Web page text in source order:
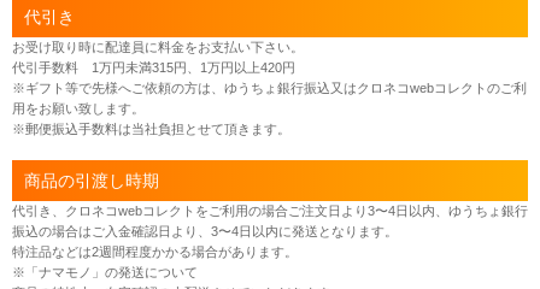
代引き
お受け取り時に配達員に料金をお支払い下さい。
代引手数料 1万円未満315円、1万円以上420円
※ギフト等で先様へご依頼の方は、ゆうちょ銀行振込又はクロネコwebコレクトのご利
用をお願い致します。
※郵便振込手数料は当社負担とせて頂きます。
商品の引渡し時期
代引き、クロネコwebコレクトをご利用の場合ご注文日より3〜4日以内、ゆうちょ銀行
振込の場合はご入金確認日より、3〜4日以内に発送となります。
特注品などは2週間程度かかる場合があります。
※「ナマモノ」の発送について